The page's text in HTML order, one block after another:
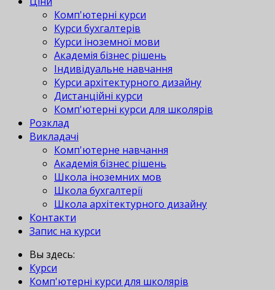
Комп'ютерні курси
Курси бухгалтерів
Курси іноземної мови
Академія бізнес рішень
Індивідуальне навчання
Курси архітектурного дизайну
Дистанційні курси
Комп'ютерні курси для школярів
Розклад
Викладачі
Комп'ютерне навчання
Академія бізнес рішень
Школа іноземних мов
Школа бухгалтерії
Школа архітектурного дизайну
Контакти
Запис на курси
Вы здесь:
Курси
Комп'ютерні курси для школярів